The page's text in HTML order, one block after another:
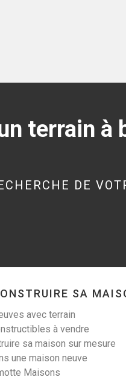
Terrain à
Terrain à
305 m²
99 900 €
terrain à
DE
SA
avec terrain
à vendre
sa maison sur mesure
une maison neuve
Maisons